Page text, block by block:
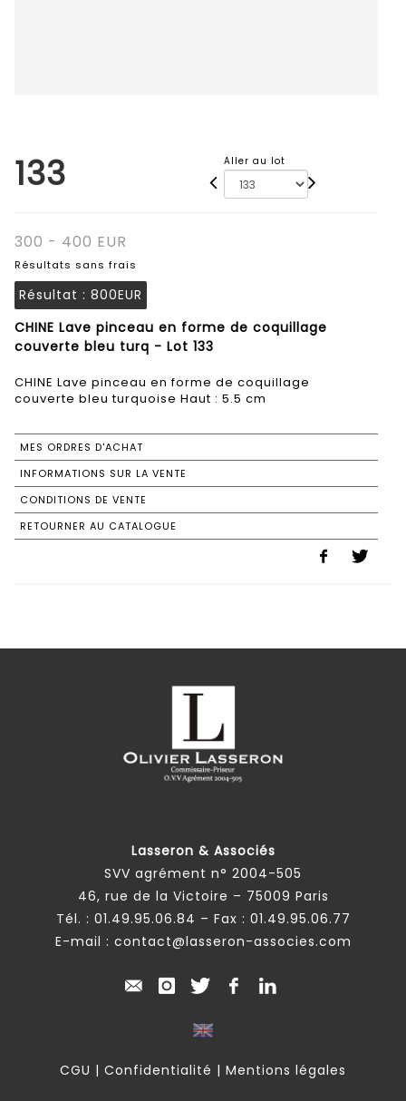
133 Aller au lot
300 - 400 EUR
Résultats sans frais
Résultat : 800EUR
CHINE Lave pinceau en forme de coquillage
couverte bleu turq - Lot 133
CHINE Lave pinceau en forme de coquillage
couverte bleu turquoise Haut : 5.5 cm
MES ORDRES D'ACHAT
INFORMATIONS SUR LA VENTE
CONDITIONS DE VENTE
RETOURNER AU CATALOGUE
Lasseron & Associés
SVV agrément n° 2004-505
46, rue de la Victoire – 75009 Paris
Tél. : 01.49.95.06.84 – Fax : 01.49.95.06.77
E-mail : contact@lasseron-associes.com
CGU | Confidentialité | Mentions légales